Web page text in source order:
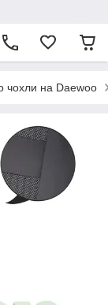
чохли на Daewoo